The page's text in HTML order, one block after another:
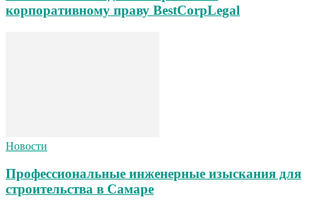
корпоративному праву BestCorpLegal
Новости
Профессиональные инженерные изыскания для
строительства в Самаре